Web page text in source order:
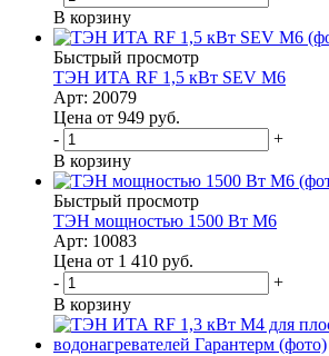
В корзину
Быстрый просмотр
ТЭН ИТА RF 1,5 кВт SEV M6
Арт: 20079
Цена от 949 руб.
-
+
В корзину
Быстрый просмотр
ТЭН мощностью 1500 Вт М6
Арт: 10083
Цена от 1 410 руб.
-
+
В корзину